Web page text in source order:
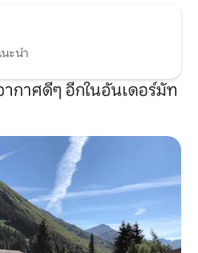
ะนำ
กาศดีๆ อีกในอันเดอร์มัท